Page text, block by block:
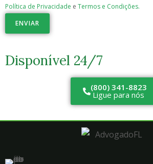
Política de Privacidade e Termos e Condições.
ENVIAR
Disponível 24/7
(800) 341-8823
Ligue para nós